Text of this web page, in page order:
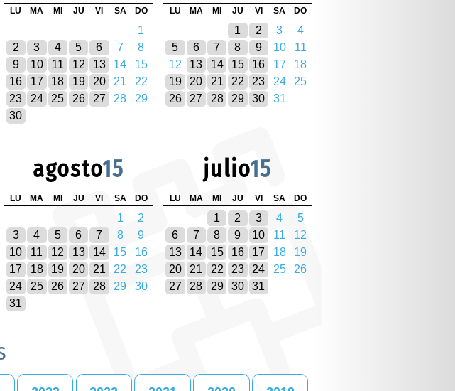
LU MA MI JU VI SA DO
1
2
3 4 5 6 7
8
9
10 11 12 13 14
15
16
17 18 19 20 21
22
23
24 25 26 27 28
29
30
LU MA MI JU VI SA DO
1 2 3
4
5
6 7 8 9 10
11
12
13 14 15 16 17
18
19
20 21 22 23 24
25
26
27 28 29 30 31
agosto15
LU MA MI JU VI SA DO
1
2
3
4 5 6 7 8
9
10
11 12 13 14 15
16
17
18 19 20 21 22
23
24
25 26 27 28 29
30
31
julio15
LU MA MI JU VI SA DO
1 2 3 4
5
6
7 8 9 10 11
12
13
14 15 16 17 18
19
20
21 22 23 24 25
26
27
28 29 30 31